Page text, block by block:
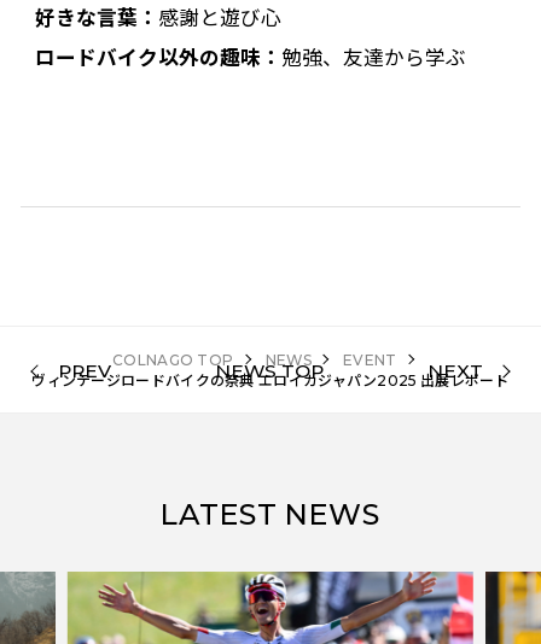
好きな言葉： 感謝と遊び心
ロードバイク以外の趣味： 勉強、友達から学ぶ
COLNAGO TOP NEWS
EVENT
ヴィンテージロードバイクの祭典 エロイカジャパン2025 出展レポート
PREV NEWS TOP NEXT
LATEST NEWS